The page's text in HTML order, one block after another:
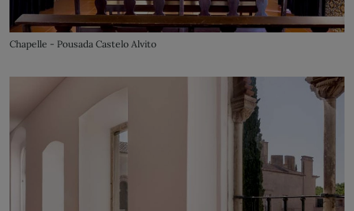
Chapelle - Pousada Castelo Alvito